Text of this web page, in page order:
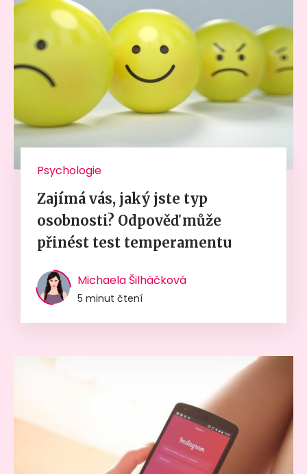
Psychologie
Zajímá vás, jaký jste typ
osobnosti? Odpověď může
přinést test temperamentu
Michaela Šilháčková
5 minut čtení